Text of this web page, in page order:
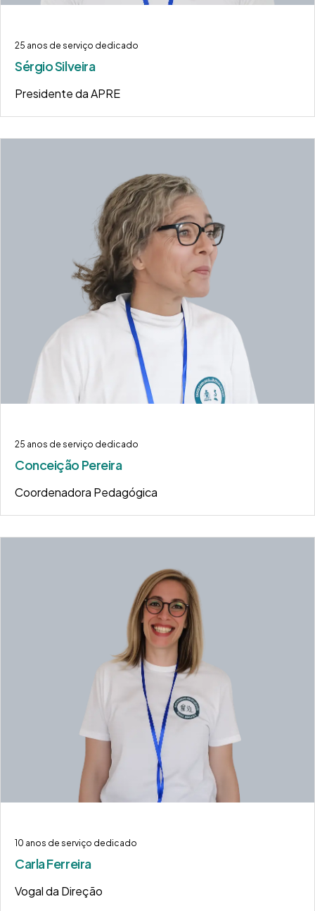
25 anos de serviço dedicado
Sérgio Silveira
Presidente da APRE
25 anos de serviço dedicado
Conceição Pereira
Coordenadora Pedagógica
10 anos de serviço dedicado
Carla Ferreira
Vogal da Direção